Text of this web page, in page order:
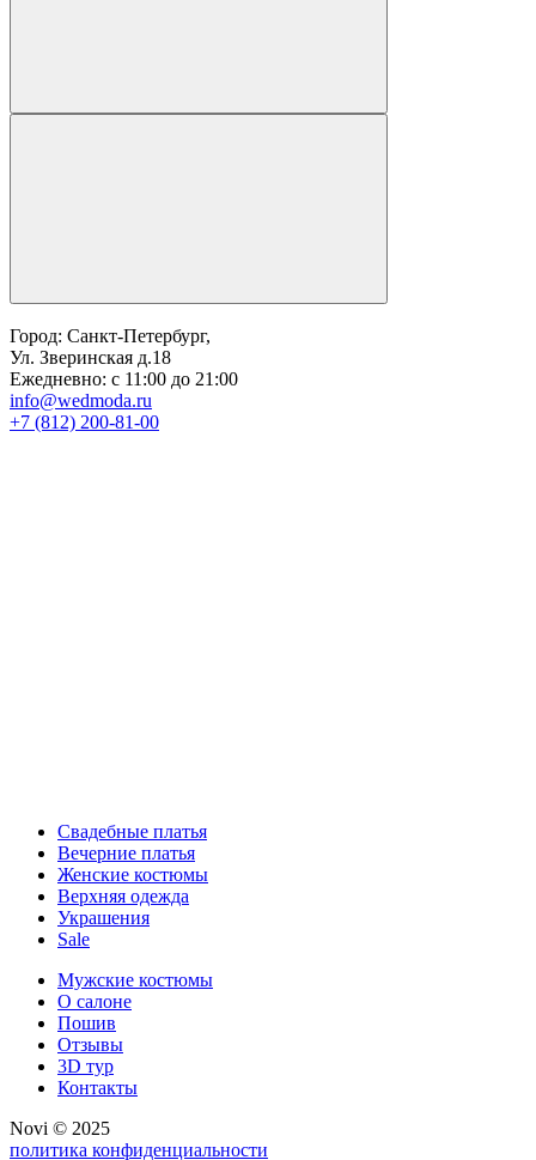
Город: Санкт-Петербург,
Ул. Зверинская д.18
Ежедневно: с 11:00 до 21:00
info@wedmoda.ru
+7 (812) 200-81-00
Свадебные платья
Вечерние платья
Женские костюмы
Верхняя одежда
Украшения
Sale
Мужские костюмы
О салоне
Пошив
Отзывы
3D тур
Контакты
Novi © 2025
политика конфиденциальности